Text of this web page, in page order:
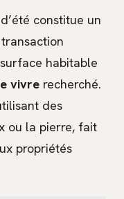
constitue un
habitable
vivre recherché.
des
ou la pierre, fait
propriétés